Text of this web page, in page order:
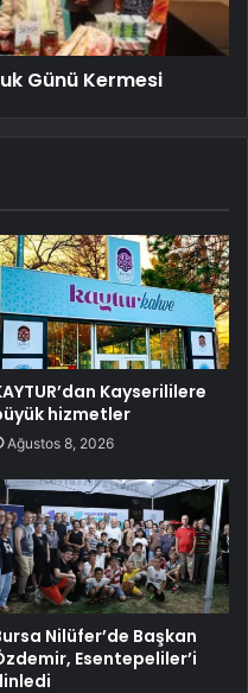
Günü Kermesi
Kayserililere
hizmetler
Ağustos 8, 2026
Nilüfer’de Başkan
Esentepeliler’i